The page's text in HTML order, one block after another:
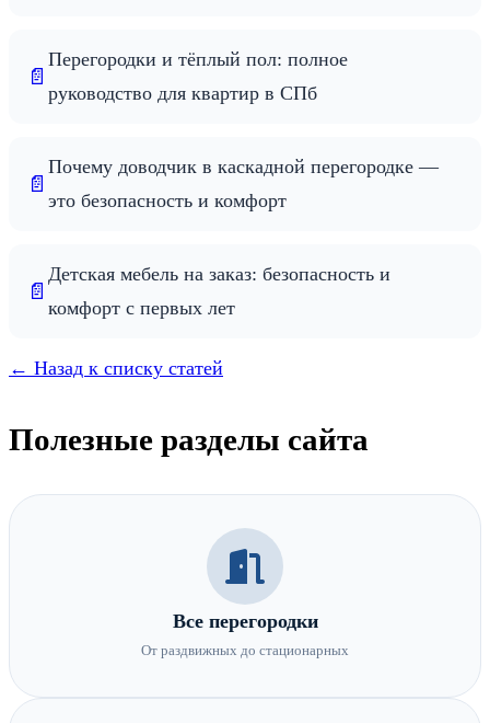
📄
Перегородки и тёплый пол: полное
руководство для квартир в СПб
📄
Почему доводчик в каскадной перегородке —
это безопасность и комфорт
📄
Детская мебель на заказ: безопасность и
комфорт с первых лет
← Назад к списку статей
Полезные разделы сайта
Все перегородки
От раздвижных до стационарных